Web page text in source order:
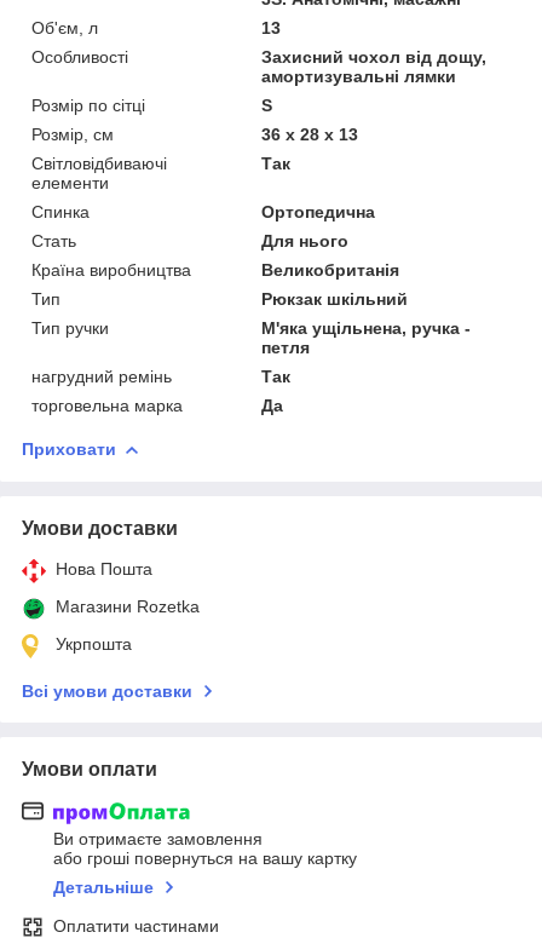
Об'єм, л
13
Особливості
Захисний чохол від дощу,
амортизувальні лямки
Розмір по сітці
S
Розмір, см
36 x 28 x 13
Світловідбиваючі
елементи
Так
Спинка
Ортопедична
Стать
Для нього
Країна виробництва
Великобританія
Тип
Рюкзак шкільний
Тип ручки
М'яка ущільнена, ручка -
петля
нагрудний ремінь
Так
торговельна марка
Да
Приховати
Умови доставки
Нова Пошта
Магазини Rozetka
Укрпошта
Всі умови доставки
Умови оплати
Ви отримаєте замовлення
або гроші повернуться на вашу картку
Детальніше
Оплатити частинами